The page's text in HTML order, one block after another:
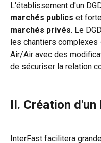
L'établissement d'un
marchés publics et
marchés privés. Le
les chantiers complexes
Air/Air avec des
de sécuriser la relation
II. Création d'un
InterFast facilitera